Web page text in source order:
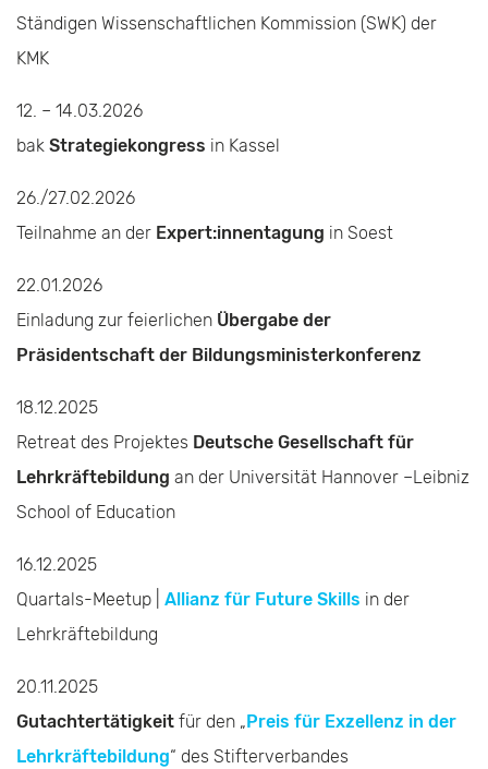
Ständigen Wissenschaftlichen Kommission (SWK) der
KMK
12. – 14.03.2026
bak Strategiekongress in Kassel
26./27.02.2026
Teilnahme an der Expert:innentagung in Soest
22.01.2026
Einladung zur feierlichen Übergabe der
Präsidentschaft der Bildungsministerkonferenz
18.12.2025
Retreat des Projektes Deutsche Gesellschaft für
Lehrkräftebildung an der Universität Hannover –Leibniz
School of Education
16.12.2025
Quartals-Meetup | Allianz für Future Skills in der
Lehrkräftebildung
20.11.2025
Gutachtertätigkeit für den „Preis für Exzellenz in der
Lehrkräftebildung“ des Stifterverbandes